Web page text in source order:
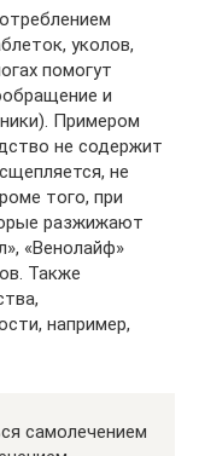
уколов,
помогут
и
Примером
не содержит
не
того, при
разжижают
«Венолайф»
Также
например,
самолечением